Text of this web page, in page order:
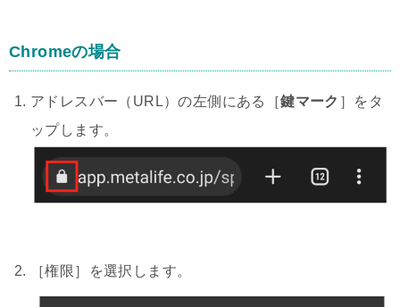
Chromeの場合
アドレスバー（URL）の左側にある［鍵マーク ］をタ
ップします。
［権限］を選択します。